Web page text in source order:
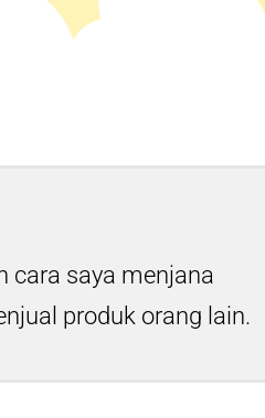
cara saya menjana
produk orang lain.